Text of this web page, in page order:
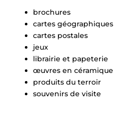
brochures
cartes géographiques
cartes postales
jeux
librairie et papeterie
œuvres en céramique
produits du terroir
souvenirs de visite